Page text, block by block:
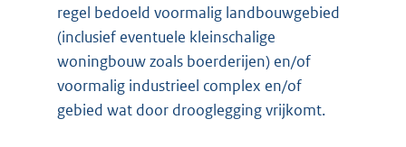
regel bedoeld voormalig landbouwgebied
(inclusief eventuele kleinschalige
woningbouw zoals boerderijen) en/of
voormalig industrieel complex en/of
gebied wat door drooglegging vrijkomt.